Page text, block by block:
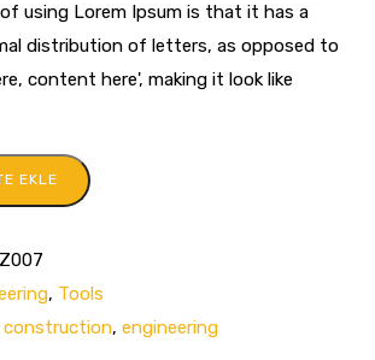
using Lorem Ipsum is that it has a
distribution of letters, as opposed to
content here', making it look like
EKLE
, Tools
construction, engineering